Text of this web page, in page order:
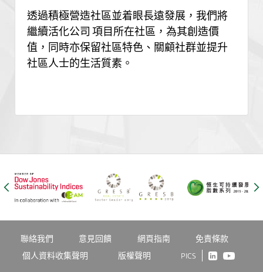
透過積極營造社區並着眼長遠發展，我們將
繼續活化公司 項目所在社區，為其創造價
值，同時亦保留社區特色、關顧社群並提升
社區人士的生活質素。
聯絡我們 意見回饋 網頁指南
免責條款
個人資料收集聲明
版權聲明 PICS